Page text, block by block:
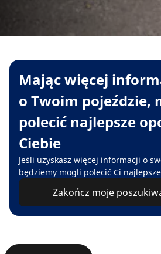
Mając więcej
o Twoim pojeździe,
polecić najlepsze
Ciebie
Jeśli uzyskasz więcej informacji o
będziemy mogli polecić Ci
Zakończ moje